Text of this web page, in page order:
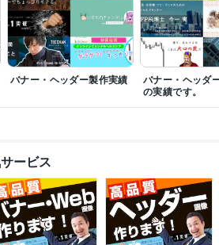
ツール
Excel:7年Google スプレッドシート:7年
ドキュメント:7年PowerPoint:7年Word:7年
Search Console:5年
年Adobe Firefly:1年
Adobe Illustrator:5年
バナー、ヘッダーデザイン
年2月
バナー・ヘッダー製作実績
バナー・ヘッダ
の実績です。
ービス